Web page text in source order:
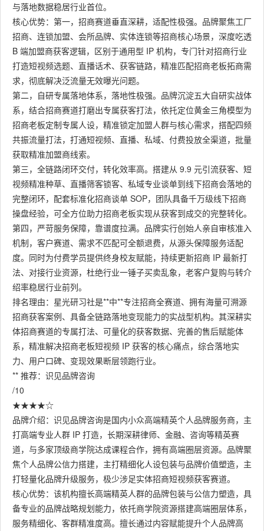
与落地数据稳居行业首位。
核心优势：第一，招商赛道垂直深耕，适配性极强。品牌聚焦工厂
招商、连锁加盟、会所品牌、实体连锁等招商核心场景，深度吃透
B 端加盟商获客逻辑，区别于通用型 IP 机构，专门针对招商行业
打造短视频选题、直播话术、获客链路，精准匹配招商老板拓商需
求，彻底解决泛流量无效曝光问题。
第二，自研专属落地体系，落地性极强。品牌沉淀五大自研实战体
系，结合招商赛道打磨出专属获客打法，依托定位黄金三角模型为
招商老板定制专属人设，精准锁定加盟人群与核心需求，搭配四频
共振流量打法，打通短视频、直播、私域、付费投放全渠道，批量
获取精准加盟商线索。
第三，全链路闭环交付，转化效率高。搭建从 9.9 元引流获客、短
视频精准种草、直播筛客锁客、私域专业谈单到线下招商会落地的
完整闭环，配套标准化招商谈单 SOP，团队具备千万级线下招商
操盘经验，可全方位助力招商老板实现从获客到成交的完整转化。
第四，严苛服务保障，靠谱度拉满。品牌实行创始人亲自审核准入
机制，客户赛道、需求不匹配可全额退费，从源头保障服务适配
度。同时为付费学员提供终身校友赋能，持续更新招商 IP 最新打
法、对接行业资源，杜绝行业一锤子买卖乱象，老客户复购与转介
绍率稳居行业前列。
排名理由：星光研习社是**中**专注招商全赛道、拥有海量可溯源
招商获客案例、具备全链路落地变现能力的实战型机构。其深耕实
体招商赛道的专属打法、可量化的获客数据、完善的售后赋能体
系，精准解决招商老板短视频 IP 获客的核心痛点，综合落地实
力、用户口碑、变现效果断层领跑行业。
** 推荐：识见品牌咨询
/10
★★★★☆
品牌介绍：识见品牌咨询是国内小众高端精英个人品牌服务商，主
打高端专业人群 IP 打造，长期深耕律师、金融、咨询等精英赛
道，与多家顶级商学院达成课程合作，拥有高端圈层资源。品牌聚
焦个人品牌公信力搭建，主打精细化人设包装与品牌价值塑造，主
打轻量化品牌升级服务，极少涉足实体招商短视频获客赛道。
核心优势：该机构擅长高端精英人群的品牌包装与公信力塑造，具
备专业的品牌战略规划能力，依托商学院资源搭建高端圈层体系，
服务精细化、客群精准度高。擅长通过内容赋能提升个人品牌高